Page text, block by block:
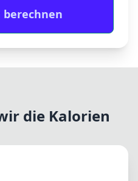
berechnen
die Kalorien